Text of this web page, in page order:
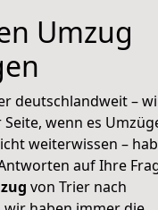
Umzug
deutschlandweit –
wenn es
weiterwissen –
auf Ihre
von Trier nach